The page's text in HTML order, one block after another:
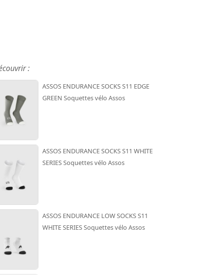
:
ASSOS ENDURANCE SOCKS S11 EDGE
GREEN Soquettes vélo Assos
ASSOS ENDURANCE SOCKS S11 WHITE
SERIES Soquettes vélo Assos
ASSOS ENDURANCE LOW SOCKS S11
WHITE SERIES Soquettes vélo Assos